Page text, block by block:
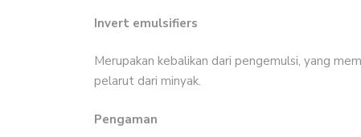
Invert emulsifiers
Merupakan kebalikan dari pengemulsi, yang
pelarut dari minyak.
Pengaman